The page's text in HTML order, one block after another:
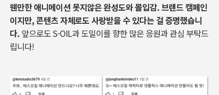
웬만한 애니메이션 못지않은 완성도와 몰입감.브랜드 캠페인
이지만,콘텐츠 자체로도 사랑받을 수 있다는 걸 증명했습니
다. 앞으로도S-OIL과 도일이를 향한 많은 응원과 관심 부탁드
립니다!